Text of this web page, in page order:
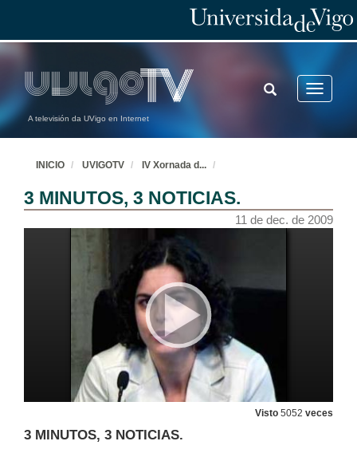
A televisión da UVigo en Internet
Toggle
TOGGLE
SEARCH
INICIO UVIGOTV IV Xornada d...
3 MINUTOS, 3 NOTICIAS.
11 de dec. de 2009
Visto 5052 veces
3 MINUTOS, 3 NOTICIAS.